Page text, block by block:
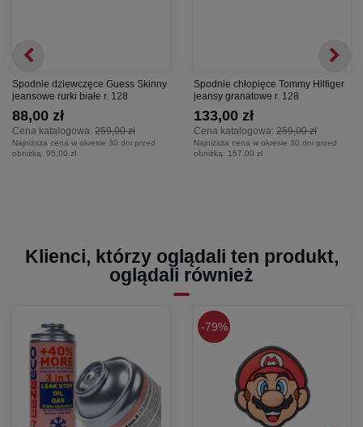
Spodnie dziewczęce Guess Skinny
jeansowe rurki białe r. 128
Cena katalogowa: 259,00 zł
88,00 zł
Najniższa cena w okresie 30 dni przed
obniżką: 95,00 zł
Spodnie chłopięce Tommy Hilfiger
jeansy granatowe r. 128
Cena katalogowa: 259,00 zł
133,00 zł
Najniższa cena w okresie 30 dni przed
obniżką: 157,00 zł
Klienci, którzy oglądali ten produkt,
oglądali również
79%